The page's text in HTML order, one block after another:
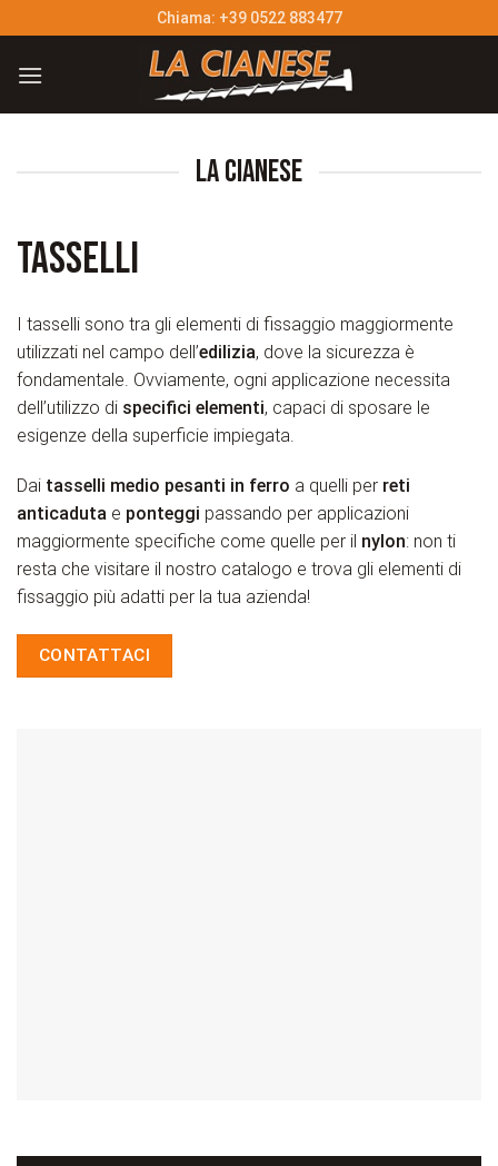
ai
contenuti
Chiama: +39 0522 883477
LA CIANESE
Tasselli
I tasselli sono tra gli elementi di fissaggio maggiormente
utilizzati nel campo dell’edilizia, dove la sicurezza è
fondamentale. Ovviamente, ogni applicazione necessita
dell’utilizzo di specifici elementi, capaci di sposare le
esigenze della superficie impiegata.
Dai tasselli medio pesanti in ferro a quelli per reti
anticaduta e ponteggi passando per applicazioni
maggiormente specifiche come quelle per il nylon: non ti
resta che visitare il nostro catalogo e trova gli elementi di
fissaggio più adatti per la tua azienda!
CONTATTACI